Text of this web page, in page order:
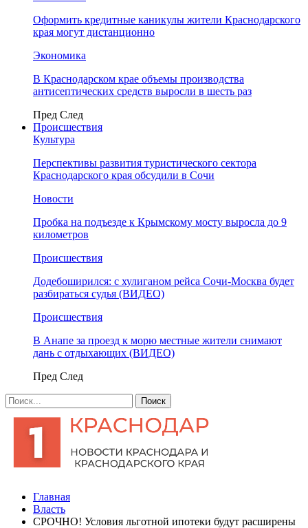
Оформить кредитные каникулы жители Краснодарского
края могут дистанционно
Экономика
В Краснодарском крае объемы производства
антисептических средств выросли в шесть раз
Пред След
Происшествия
Культура
Перспективы развития туристического сектора
Краснодарского края обсудили в Сочи
Новости
Пробка на подъезде к Крымскому мосту выросла до 9
километров
Происшествия
Додебоширился: с хулиганом рейса Сочи-Москва будет
разбираться судья (ВИДЕО)
Происшествия
В Анапе за проезд к морю местные жители снимают
дань с отдыхающих (ВИДЕО)
Пред След
Главная
Власть
СРОЧНО! Условия льготной ипотеки будут расширены